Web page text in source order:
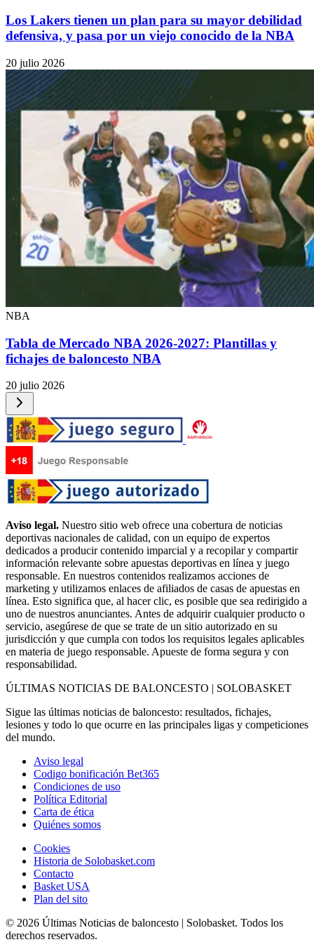
Los Lakers tienen un plan para su mayor debilidad
defensiva, y pasa por un viejo conocido de la NBA
20 julio 2026
NBA
Tabla de Mercado NBA 2026-2027: Plantillas y
fichajes de baloncesto NBA
20 julio 2026
Aviso legal. Nuestro sitio web ofrece una cobertura de noticias
deportivas nacionales de calidad, con un equipo de expertos
dedicados a producir contenido imparcial y a recopilar y compartir
información relevante sobre apuestas deportivas en línea y juego
responsable. En nuestros contenidos realizamos acciones de
marketing y utilizamos enlaces de afiliados de casas de apuestas en
línea. Esto significa que, al hacer clic, es posible que sea redirigido a
uno de nuestros anunciantes. Antes de adquirir cualquier producto o
servicio, asegúrese de que se trate de un sitio autorizado en su
jurisdicción y que cumpla con todos los requisitos legales aplicables
en materia de juego responsable. Apueste de forma segura y con
responsabilidad.
ÚLTIMAS NOTICIAS DE BALONCESTO | SOLOBASKET
Sigue las últimas noticias de baloncesto: resultados, fichajes,
lesiones y todo lo que ocurre en las principales ligas y competiciones
del mundo.
Aviso legal
Codigo bonificación Bet365
Condiciones de uso
Política Editorial
Carta de ética
Quiénes somos
Cookies
Historia de Solobasket.com
Contacto
Basket USA
Plan del sito
© 2026 Últimas Noticias de baloncesto | Solobasket. Todos los
derechos reservados.